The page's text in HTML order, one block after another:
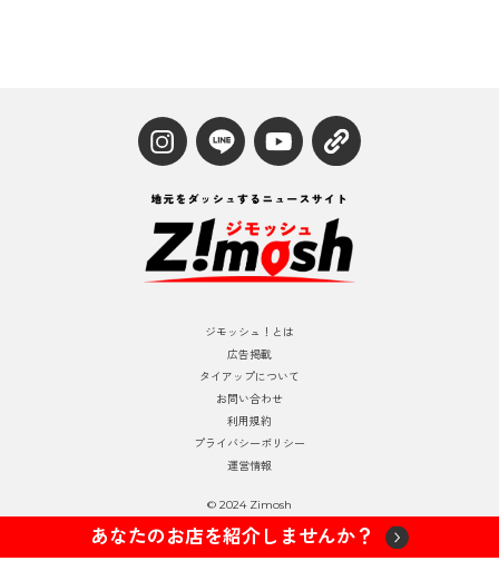
ジモッシュ！とは
広告掲載
タイアップについて
お問い合わせ
利用規約
プライバシーポリシー
運営情報
© 2024 Zimosh
あなたのお店を紹介しませんか？